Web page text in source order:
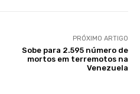
PRÓXIMO ARTIGO
Sobe para 2.595 número de
mortos em terremotos na
Venezuela